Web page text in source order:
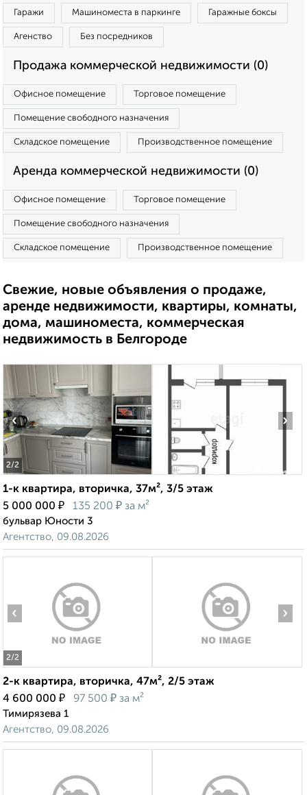
Гаражи Машиноместа в паркинге Гаражные боксы
Агенство Без посредников
Продажа коммерческой недвижимости (0)
Офисное помещение Торговое помещение
Помещение свободного назначения
Складское помещение Производственное помещение
Аренда коммерческой недвижимости (0)
Офисное помещение Торговое помещение
Помещение свободного назначения
Складское помещение Производственное помещение
Свежие, новые объявления о продаже,
аренде недвижимости, квартиры, комнаты,
дома, машиноместа, коммерческая
недвижимость в Белгороде
2/2
‹ ›
1-к квартира, вторичка, 37м², 3/5 этаж
5 000 000 ₽ 135 200 ₽ за м²
бульвар Юности 3
Агентство, 09.08.2026
2/2
‹ ›
2-к квартира, вторичка, 47м², 2/5 этаж
4 600 000 ₽ 97 500 ₽ за м²
Тимирязева 1
Агентство, 09.08.2026